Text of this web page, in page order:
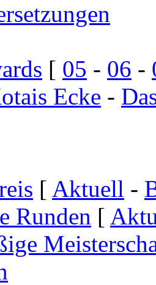
[ 05 - 06 -
Ecke -
[ Aktuell -
Runden [